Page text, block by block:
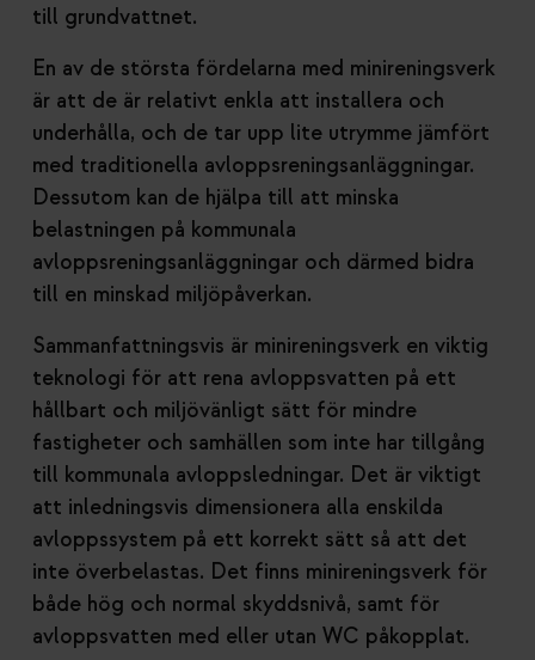
till grundvattnet.
En av de största fördelarna med minireningsverk
är att de är relativt enkla att installera och
underhålla, och de tar upp lite utrymme jämfört
med traditionella avloppsreningsanläggningar.
Dessutom kan de hjälpa till att minska
belastningen på kommunala
avloppsreningsanläggningar och därmed bidra
till en minskad miljöpåverkan.
Sammanfattningsvis är minireningsverk en viktig
teknologi för att rena avloppsvatten på ett
hållbart och miljövänligt sätt för mindre
fastigheter och samhällen som inte har tillgång
till kommunala avloppsledningar. Det är viktigt
att inledningsvis dimensionera alla enskilda
avloppssystem på ett korrekt sätt så att det
inte överbelastas. Det finns minireningsverk för
både hög och normal skyddsnivå, samt för
avloppsvatten med eller utan WC påkopplat.